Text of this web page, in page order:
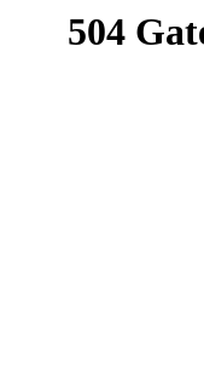
504